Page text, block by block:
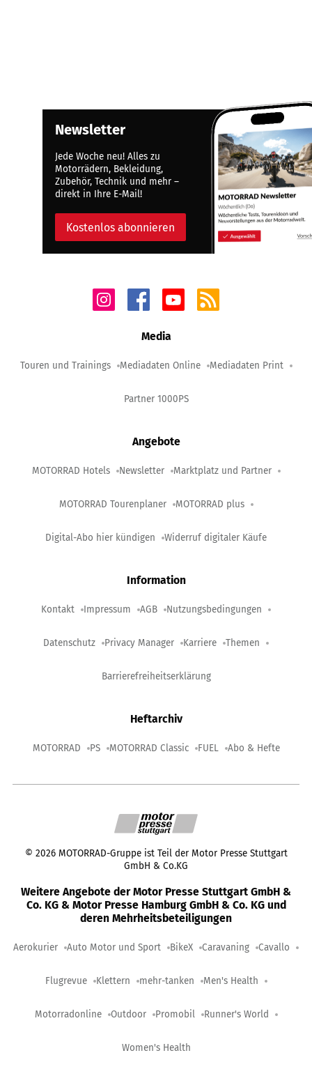
Newsletter
Jede Woche neu! Alles zu
Motorrädern, Bekleidung,
Zubehör, Technik und mehr –
direkt in Ihre E-Mail!
Kostenlos abonnieren
Media
Touren und Trainings Mediadaten Online Mediadaten Print
Partner 1000PS
Angebote
MOTORRAD Hotels Newsletter Marktplatz und Partner
MOTORRAD Tourenplaner MOTORRAD plus
Digital-Abo hier kündigen Widerruf digitaler Käufe
Information
Kontakt Impressum AGB Nutzungsbedingungen
Datenschutz Privacy Manager Karriere Themen
Barrierefreiheitserklärung
Heftarchiv
MOTORRAD PS MOTORRAD Classic FUEL Abo & Hefte
© 2026 MOTORRAD-Gruppe ist Teil der Motor Presse Stuttgart
GmbH & Co.KG
Weitere Angebote der Motor Presse Stuttgart GmbH &
Co. KG & Motor Presse Hamburg GmbH & Co. KG und
deren Mehrheitsbeteiligungen
Aerokurier Auto Motor und Sport BikeX Caravaning Cavallo
Flugrevue Klettern mehr-tanken Men's Health
Motorradonline Outdoor Promobil Runner's World
Women's Health